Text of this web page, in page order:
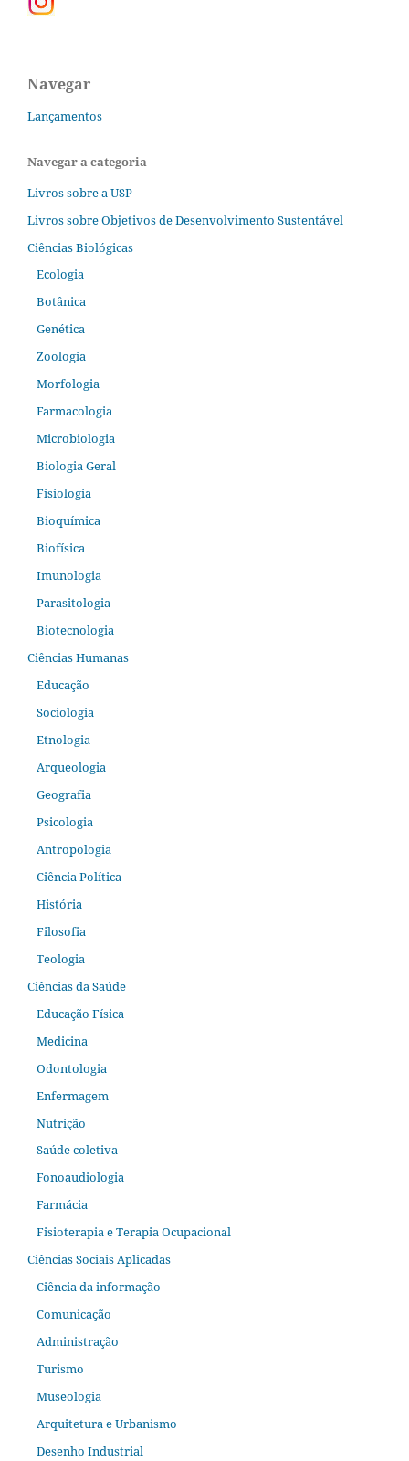
Navegar
Lançamentos
Navegar a categoria
Livros sobre a USP
Livros sobre Objetivos de Desenvolvimento Sustentável
Ciências Biológicas
Ecologia
Botânica
Genética
Zoologia
Morfologia
Farmacologia
Microbiologia
Biologia Geral
Fisiologia
Bioquímica
Biofísica
Imunologia
Parasitologia
Biotecnologia
Ciências Humanas
Educação
Sociologia
Etnologia
Arqueologia
Geografia
Psicologia
Antropologia
Ciência Política
História
Filosofia
Teologia
Ciências da Saúde
Educação Física
Medicina
Odontologia
Enfermagem
Nutrição
Saúde coletiva
Fonoaudiologia
Farmácia
Fisioterapia e Terapia Ocupacional
Ciências Sociais Aplicadas
Ciência da informação
Comunicação
Administração
Turismo
Museologia
Arquitetura e Urbanismo
Desenho Industrial